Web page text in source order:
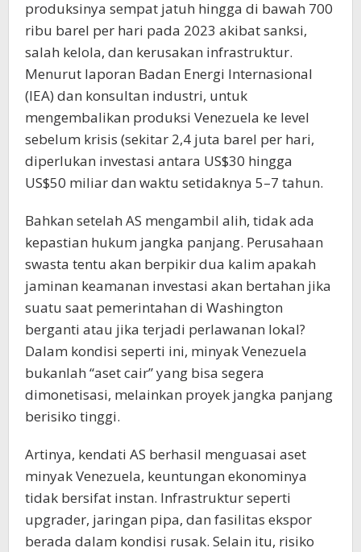
produksinya sempat jatuh hingga di bawah 700
ribu barel per hari pada 2023 akibat sanksi,
salah kelola, dan kerusakan infrastruktur.
Menurut laporan Badan Energi Internasional
(IEA) dan konsultan industri, untuk
mengembalikan produksi Venezuela ke level
sebelum krisis (sekitar 2,4 juta barel per hari,
diperlukan investasi antara US$30 hingga
US$50 miliar dan waktu setidaknya 5–7 tahun.
Bahkan setelah AS mengambil alih, tidak ada
kepastian hukum jangka panjang. Perusahaan
swasta tentu akan berpikir dua kalim apakah
jaminan keamanan investasi akan bertahan jika
suatu saat pemerintahan di Washington
berganti atau jika terjadi perlawanan lokal?
Dalam kondisi seperti ini, minyak Venezuela
bukanlah “aset cair” yang bisa segera
dimonetisasi, melainkan proyek jangka panjang
berisiko tinggi.
Artinya, kendati AS berhasil menguasai aset
minyak Venezuela, keuntungan ekonominya
tidak bersifat instan. Infrastruktur seperti
upgrader, jaringan pipa, dan fasilitas ekspor
berada dalam kondisi rusak. Selain itu, risiko